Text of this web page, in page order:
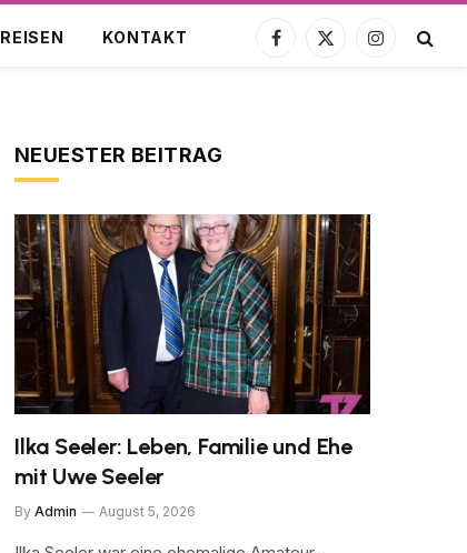
REISEN KONTAKT
Facebook
X
Instagram
NEUESTER BEITRAG
Ilka Seeler: Leben, Familie und Ehe
mit Uwe Seeler
By Admin August 5, 2026